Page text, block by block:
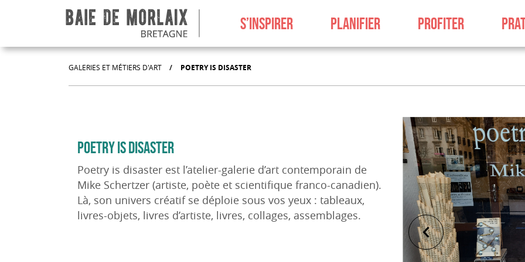
Aller au contenu
Aller à la recherche
Aller au bas de page
S’INSPIRER PLANIFIER PROFITER
GALERIES ET MÉTIERS D'ART / POETRY IS DISASTER
POETRY IS DISASTER
Poetry is disaster est l’atelier-galerie d’art contemporain de
Mike Schertzer (artiste, poète et scientifique franco-canadien).
Là, son univers créatif se déploie sous vos yeux : tableaux,
livres-objets, livres d’artiste, livres, collages, assemblages.